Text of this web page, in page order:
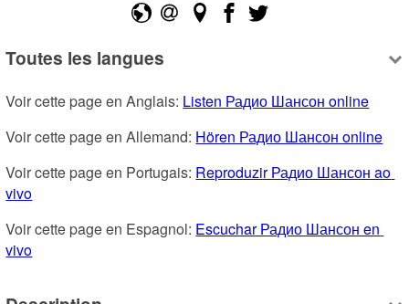
Toutes les langues
Voir cette page en Anglais: Listen Радио Шансон online
Voir cette page en Allemand: Hören Радио Шансон online
Voir cette page en Portugais: Reproduzir Радио Шансон ao
vivo
Voir cette page en Espagnol: Escuchar Радио Шансон en
vivo